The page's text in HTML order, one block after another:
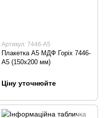
Артикул: 7446-A5
Плакетка А5 МДФ Горіх 7446-
A5 (150х200 мм)
Ціну уточнюйте